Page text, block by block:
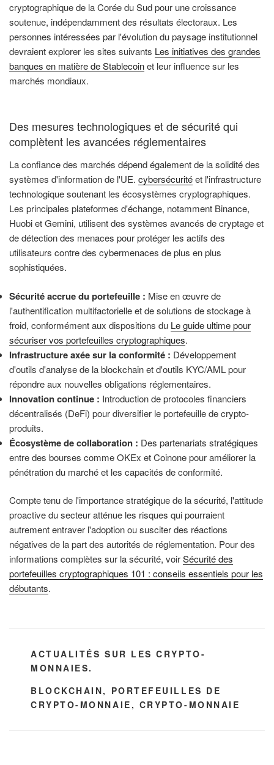
cryptographique de la Corée du Sud pour une croissance
soutenue, indépendamment des résultats électoraux. Les
personnes intéressées par l'évolution du paysage institutionnel
devraient explorer les sites suivants Les initiatives des grandes
banques en matière de Stablecoinet leur influence sur les
marchés mondiaux.
Des mesures technologiques et de sécurité qui
complètent les avancées réglementaires
La confiance des marchés dépend également de la solidité des
systèmes d'information de l'UE. cybersécuritéet l'infrastructure
technologique soutenant les écosystèmes cryptographiques.
Les principales plateformes d'échange, notamment Binance,
Huobi et Gemini, utilisent des systèmes avancés de cryptage et
de détection des menaces pour protéger les actifs des
utilisateurs contre des cybermenaces de plus en plus
sophistiquées.
Sécurité accrue du portefeuille : Mise en œuvre de
l'authentification multifactorielle et de solutions de stockage à
froid, conformément aux dispositions du Le guide ultime pour
sécuriser vos portefeuilles cryptographiques.
Infrastructure axée sur la conformité : Développement
d'outils d'analyse de la blockchain et d'outils KYC/AML pour
répondre aux nouvelles obligations réglementaires.
Innovation continue : Introduction de protocoles financiers
décentralisés (DeFi) pour diversifier le portefeuille de crypto-
produits.
Écosystème de collaboration : Des partenariats stratégiques
entre des bourses comme OKEx et Coinone pour améliorer la
pénétration du marché et les capacités de conformité.
Compte tenu de l'importance stratégique de la sécurité, l'attitude
proactive du secteur atténue les risques qui pourraient
autrement entraver l'adoption ou susciter des réactions
négatives de la part des autorités de réglementation. Pour des
informations complètes sur la sécurité, voirSécurité des
portefeuilles cryptographiques 101 : conseils essentiels pour les
débutants.
CATÉGORIES
ACTUALITÉS SUR LES CRYPTO-
MONNAIES.
ÉTIQUETTES
BLOCKCHAIN, PORTEFEUILLES DE
CRYPTO-MONNAIE , CRYPTO-MONNAIE